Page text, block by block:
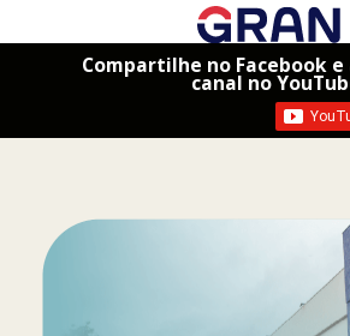
Compartilhe no Facebook e
canal no